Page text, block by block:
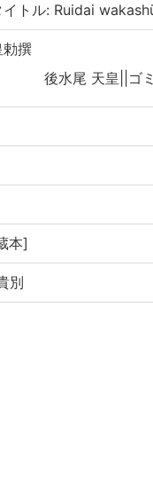
イトル: Ruidai
勅撰
後水尾 天皇||ゴ
本]
別